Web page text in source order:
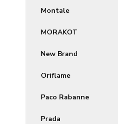
Montale
MORAKOT
New Brand
Oriflame
Paco Rabanne
Prada